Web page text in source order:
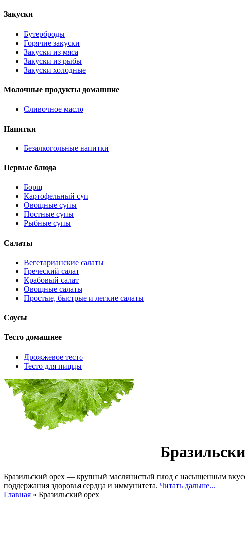
Закуски
Бутерброды
Горячие закуски
Закуски из мяса
Закуски из рыбы
Закуски холодные
Молочные продукты домашние
Сливочное масло
Напитки
Безалкогольные напитки
Первые блюда
Борщ
Картофельный суп
Овощные супы
Постные супы
Рыбные супы
Салаты
Вегетарианские салаты
Греческий салат
Крабовый салат
Овощные салаты
Простые, быстрые и легкие салаты
Соусы
Тесто домашнее
Дрожжевое тесто
Тесто для пиццы
Бразильский орех — крупный маслянистый плод с насыщенным
поддержания здоровья сердца и иммунитета. Читать дальше...
Главная » Бразильский орех